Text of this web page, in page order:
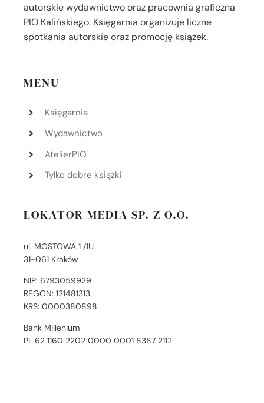
autorskie wydawnictwo oraz pracownia graficzna
PIO Kalińskiego. Księgarnia organizuje liczne
spotkania autorskie oraz promocję książek.
MENU
Księgarnia
Wydawnictwo
AtelierPIO
Tylko dobre książki
LOKATOR MEDIA SP. Z O.O.
ul. MOSTOWA 1 /1U
31-061 Kraków
NIP: 6793059929
REGON: 121481313
KRS: 0000380898
Bank Millenium
PL 62 1160 2202 0000 0001 8387 2112